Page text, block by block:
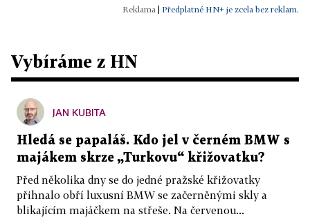
Předplatné HN+ je zcela bez reklam.
Vybíráme z HN
JAN KUBITA
Hledá se papaláš. Kdo jel v černém BMW s
majákem skrze „Turkovu“ křižovatku?
Před několika dny se do jedné pražské křižovatky
přihnalo obří luxusní BMW se začerněnými skly a
blikajícím majáčkem na střeše. Na červenou...